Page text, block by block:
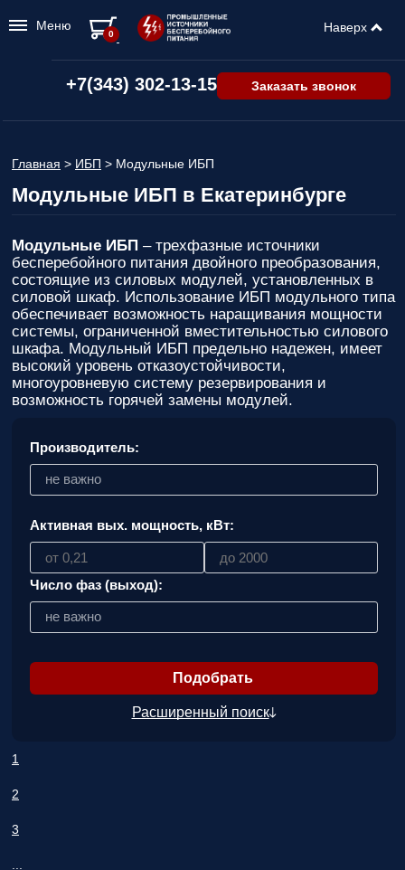
+7(343) 302-13-15 Заказать звонок
Главная > ИБП > Модульные ИБП
Модульные ИБП в Екатеринбурге
Модульные ИБП – трехфазные источники
бесперебойного питания двойного преобразования,
состоящие из силовых модулей, установленных в
силовой шкаф. Использование ИБП модульного типа
обеспечивает возможность наращивания мощности
системы, ограниченной вместительностью силового
шкафа. Модульный ИБП предельно надежен, имеет
высокий уровень отказоустойчивости,
многоуровневую систему резервирования и
возможность горячей замены модулей.
Производитель:
не важно
Активная вых. мощность, кВт:
Число фаз (выход):
не важно
Расширенный поиск
1
2
3
Меню Наверх
0